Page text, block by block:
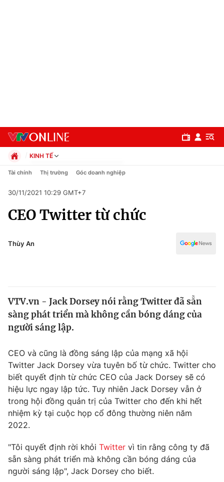
Chuyên mục
Y tế
Tin tức
Thế giới đó đây
Câu chuyện quốc tế
Kinh tế
Tài chính
Thị trường
Dữ liệu và đời sống
Truyền hình
Phim VTV
Hậu trường
Giải trí
KINH TẾ
Chính trị
Pháp luật
Kinh tế
Thể thao
Văn hóa - Giải trí
Giáo dục
Tài chính Thị trường Góc doanh nghiệp
30/11/2021 10:29 GMT+7
CEO Twitter từ chức
Thùy An
VTV.vn - Jack Dorsey nói rằng Twitter đã sẵn
sàng phát triển mà không cần bóng dáng của
người sáng lập.
CEO và cũng là đồng sáng lập của mạng xã hội
Twitter Jack Dorsey vừa tuyên bố từ chức. Twitter cho
biết quyết định từ chức CEO của Jack Dorsey sẽ có
hiệu lực ngay lập tức. Tuy nhiên Jack Dorsey vẫn ở
trong hội đồng quản trị của Twitter cho đến khi hết
nhiệm kỳ tại cuộc họp cổ đông thường niên năm
2022.
"Tôi quyết định rời khỏi Twitter vì tin rằng công ty đã
sẵn sàng phát triển mà không cần bóng dáng của
người sáng lập", Jack Dorsey cho biết.